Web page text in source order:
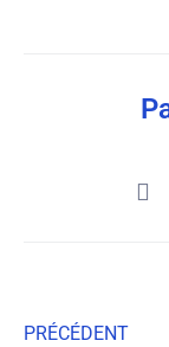
PRÉCÉDENT